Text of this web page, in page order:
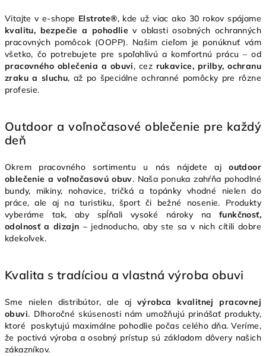
Vitajte v e-shope Elstrote®, kde už viac ako 30 rokov spájame
kvalitu, bezpečie a pohodlie v oblasti osobných ochranných
pracovných pomôcok (OOPP). Našim cieľom je ponúknuť vám
všetko, čo potrebujete pre spoľahlivú a komfortnú prácu – od
pracovného oblečenia a obuvi, cez rukavice, prilby, ochranu
zraku a sluchu, až po špeciálne ochranné pomôcky pre rôzne
profesie.
Outdoor a voľnočasové oblečenie pre každý
deň
Okrem pracovného sortimentu u nás nájdete ajoutdoor
oblečenie a voľnočasovú obuv. Naša ponuka zahŕňa pohodlné
bundy, mikiny, nohavice, tričká a topánky vhodné nielen do
práce, ale aj na turistiku, šport či bežné nosenie. Produkty
vyberáme tak, aby spĺňali vysoké nároky na funkčnosť,
odolnosť a dizajn – jednoducho, aby ste sa v nich cítili dobre
kdekoľvek.
Kvalita s tradíciou a vlastná výroba obuvi
Sme nielen distribútor, ale aj výrobca kvalitnej pracovnej
obuvi. Dlhoročné skúsenosti nám umožňujú prinášať produkty,
ktoré poskytujú maximálne pohodlie počas celého dňa. Veríme,
že poctivá výroba a osobný prístup sú základom dôvery našich
zákazníkov.